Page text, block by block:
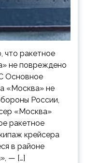
ракетное
не повреждено
Основное
«Москва» не
России,
«Москва»
ракетное
крейсера
в районе
— […]